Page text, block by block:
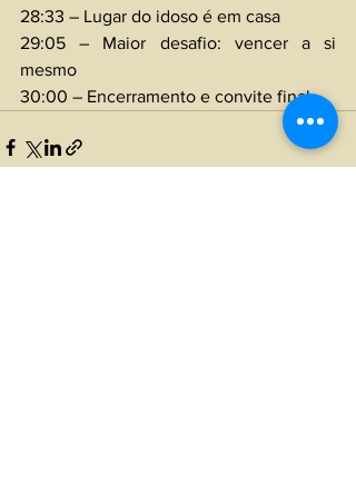
28:33 – Lugar do idoso é em casa
29:05 – Maior desafio: vencer a si
mesmo
30:00 – Encerramento e convite final